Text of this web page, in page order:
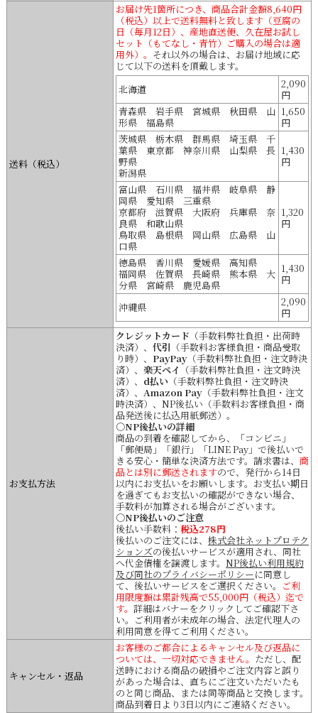
送料（税込）
お届け先1箇所につき、商品合計金額8,640円
（税込）以上で送料無料と致します（豆腐の
日（毎月12日）、産地直送便、久在屋お試し
セット（もてなし・青竹）ご購入の場合は適
用外）。 それ以外の場合は、お届け地域に応
じて以下の送料を頂戴します。
北海道
2,090
円
青森県 岩手県 宮城県 秋田県 山
形県 福島県
1,650
円
茨城県 栃木県 群馬県 埼玉県 千
葉県 東京都 神奈川県 山梨県 長
野県
新潟県
1,430
円
富山県 石川県 福井県 岐阜県 静
岡県 愛知県 三重県
京都府 滋賀県 大阪府 兵庫県 奈
良県 和歌山県
鳥取県 島根県 岡山県 広島県 山
口県
1,320
円
徳島県 香川県 愛媛県 高知県
福岡県 佐賀県 長崎県 熊本県 大
分県 宮崎県 鹿児島県
1,430
円
沖縄県
2,090
円
お支払方法
クレジットカード （手数料弊社負担・出荷時
決済）、 代引 （手数料お客様負担・商品受取
り時）、 PayPay （手数料弊社負担・注文時決
済）、 楽天ペイ （手数料弊社負担・注文時決
済）、 d払い （手数料弊社負担・注文時決
済）、 Amazon Pay （手数料弊社負担・注文
時決済）、NP後払い（手数料お客様負担・商
品発送後に払込用紙郵送）。
○NP後払いの詳細
商品の到着を確認してから、「コンビニ」
「郵便局」「銀行」「LINE Pay」で後払いで
きる安心・簡単な決済方法です。請求書は、 商
品とは別に郵送されますので、発行から14日
以内にお支払いをお願いします。お支払い期日
を過ぎてもお支払いの確認ができない場合、
手数料が加算される場合がございます。
○NP後払いのご注意
後払い手数料： 税込278円
後払いのご注文には、 株式会社ネットプロテク
ションズの後払いサービスが適用され、同社
へ代金債権を譲渡します。 NP後払い利用規約
及び同社のプライバシーポリシーに同意し
て、後払いサービスをご選択ください。 ご利
用限度額は累計残高で55,000円（税込）迄で
す。 詳細はバナーをクリックしてご確認下さ
い。ご利用者が未成年の場合、法定代理人の
利用同意を得てご利用ください。
キャンセル・返品
お客様のご都合によるキャンセル及び返品に
ついては、一切対応できません。 ただし、配
送時における商品の破損やご注文内容と誤り
があった場合は、直ちにご注文いただいたも
のと同じ商品、または同等商品と交換します。
商品到着日より3日以内にご連絡ください。